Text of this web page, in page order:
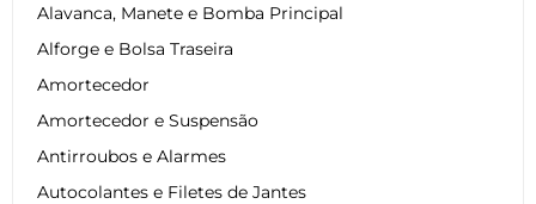
Alavanca, Manete e Bomba Principal
Alforge e Bolsa Traseira
Amortecedor
Amortecedor e Suspensão
Antirroubos e Alarmes
Autocolantes e Filetes de Jantes